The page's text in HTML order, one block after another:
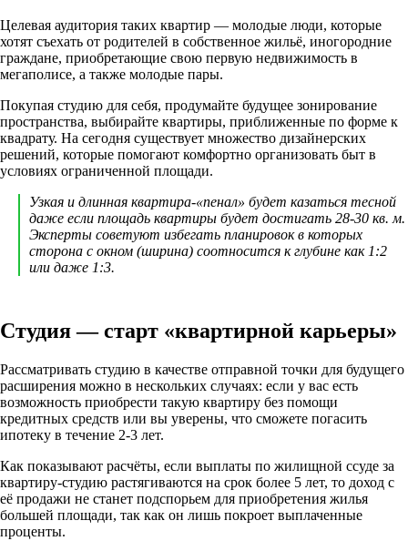
Целевая аудитория таких квартир — молодые люди, которые
хотят съехать от родителей в собственное жильё, иногородние
граждане, приобретающие свою первую недвижимость в
мегаполисе, а также молодые пары.
Покупая студию для себя, продумайте будущее зонирование
пространства, выбирайте квартиры, приближенные по форме к
квадрату. На сегодня существует множество дизайнерских
решений, которые помогают комфортно организовать быт в
условиях ограниченной площади.
Узкая и длинная квартира-«пенал» будет казаться тесной
даже если площадь квартиры будет достигать 28-30 кв. м.
Эксперты советуют избегать планировок в которых
сторона с окном (ширина) соотносится к глубине как 1:2
или даже 1:3.
Студия — старт «квартирной карьеры»
Рассматривать студию в качестве отправной точки для будущего
расширения можно в нескольких случаях: если у вас есть
возможность приобрести такую квартиру без помощи
кредитных средств или вы уверены, что сможете погасить
ипотеку в течение 2-3 лет.
Как показывают расчёты, если выплаты по жилищной ссуде за
квартиру-студию растягиваются на срок более 5 лет, то доход с
её продажи не станет подспорьем для приобретения жилья
большей площади, так как он лишь покроет выплаченные
проценты.